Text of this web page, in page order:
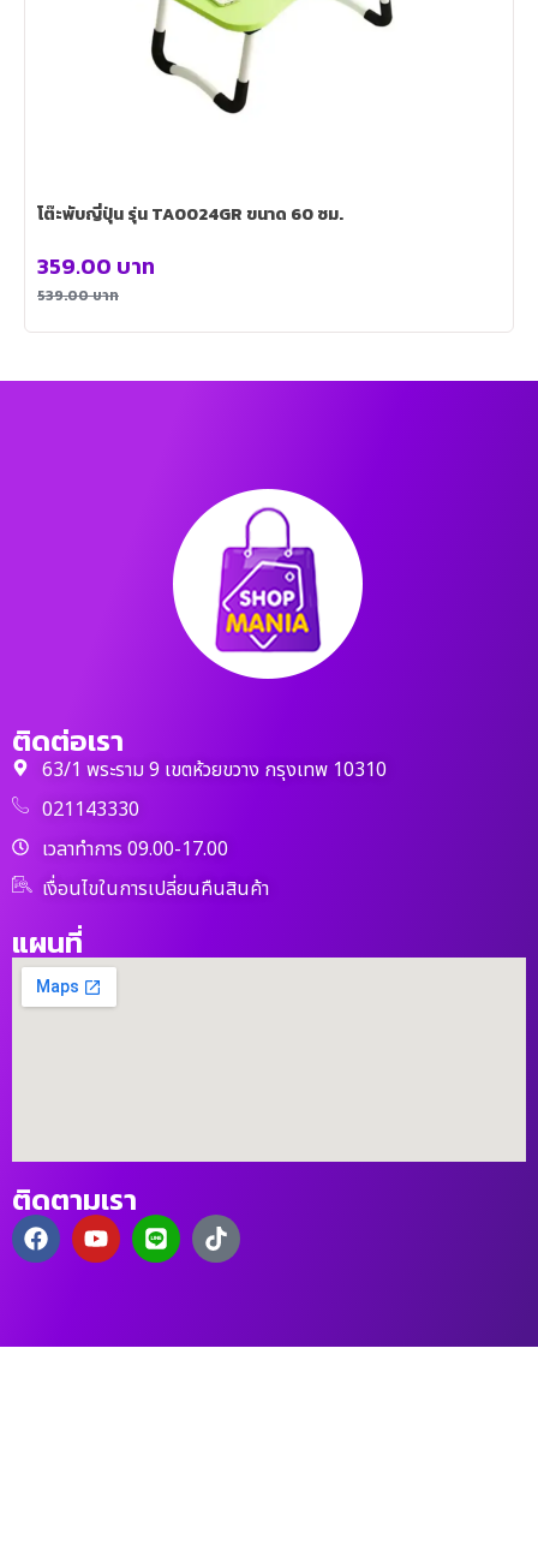
โต๊ะพับญี่ปุ่น รุ่น TA0024GR ขนาด 60 ซม.
539.00บาท
359.00 บาท
ติดต่อเรา
63/1 พระราม 9 เขตห้วยขวาง กรุงเทพ 10310
021143330
เวลาทำการ 09.00-17.00
เงื่อนไขในการเปลี่ยนคืนสินค้า
แผนที่
ติดตามเรา